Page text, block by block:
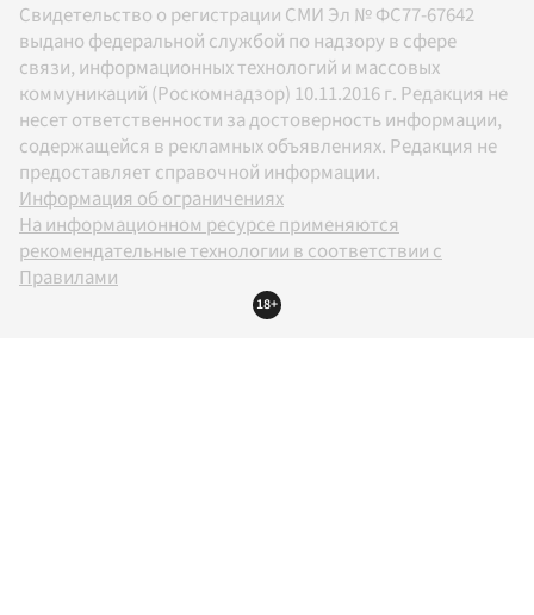
Свидетельство о регистрации СМИ Эл № ФС77-67642
выдано федеральной службой по надзору в сфере
связи, информационных технологий и массовых
коммуникаций (Роскомнадзор) 10.11.2016 г. Редакция не
несет ответственности за достоверность информации,
содержащейся в рекламных объявлениях. Редакция не
предоставляет справочной информации.
Информация об ограничениях
На информационном ресурсе применяются
рекомендательные технологии в соответствии с
Правилами
18+